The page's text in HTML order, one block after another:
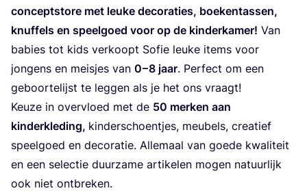
con­ceptsto­re met leu­ke deco­ra­ties, boe­ken­tas­sen,
knuf­fels en speel­goed voor op de kin­der­ka­mer! Van
babies tot kids ver­koopt Sofie leu­ke items voor
jon­gens en meis­jes van 0–8 jaar. Per­fect om een
geboor­te­lijst te leg­gen als je het ons vraagt!
Keu­ze in over­vloed met de 50 mer­ken aan
kin­der­kle­ding, kin­der­schoen­tjes, meu­bels, cre­a­tief
speel­goed en deco­ra­tie. Alle­maal van goe­de kwa­li­teit
en een selec­tie duur­za­me arti­ke­len mogen natuur­lijk
ook niet ontbreken.